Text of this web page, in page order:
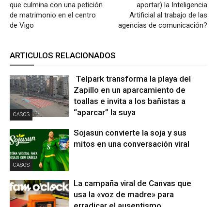
que culmina con una petición
de matrimonio en el centro
de Vigo
aportar) la Inteligencia
Artificial al trabajo de las
agencias de comunicación?
ARTICULOS RELACIONADOS
CASOS
Telpark transforma la playa del
Zapillo en un aparcamiento de
toallas e invita a los bañistas a
“aparcar” la suya
CASOS
Sojasun convierte la soja y sus
mitos en una conversación viral
La campaña viral de Canvas que
usa la «voz de madre» para